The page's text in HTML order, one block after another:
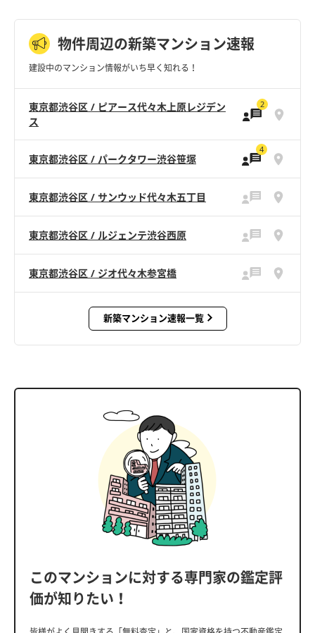
物件周辺の新築マンション速報
建設中のマンション情報がいち早く知れる！
東京都渋谷区 / ピアース代々木上原レジデン
ス
2
東京都渋谷区 / パークタワー渋谷笹塚
4
東京都渋谷区 / サンウッド代々木五丁目
東京都渋谷区 / ルジェンテ渋谷西原
東京都渋谷区 / ジオ代々木参宮橋
新築マンション速報一覧
このマンションに対する専門家の鑑定評
価が知りたい！